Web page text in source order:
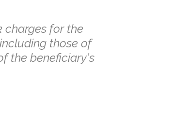
charges for the
those of
the beneficiary’s